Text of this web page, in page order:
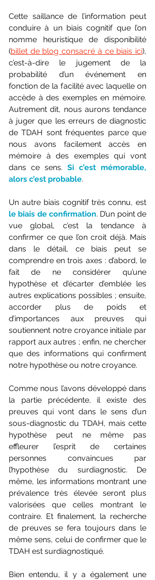
Cette saillance de l’information peut
conduire à un biais cognitif que l’on
nomme heuristique de disponibilité
(billet de blog consacré à ce biais ici),
c’est-à-dire le jugement de la
probabilité d’un événement en
fonction de la facilité avec laquelle on
accède à des exemples en mémoire.
Autrement dit, nous aurons tendance
à juger que les erreurs de diagnostic
de TDAH sont fréquentes parce que
nous avons facilement accès en
mémoire à des exemples qui vont
dans ce sens. Si c’est mémorable,
alors c’est probable.
le biais de confirmation. D’un point de
vue global, c’est la tendance à
confirmer ce que l’on croit déjà. Mais
dans le détail, ce biais peut se
comprendre en trois axes : d’abord, le
fait de ne considérer qu’une
hypothèse et d’écarter d’emblée les
autres explications possibles ; ensuite,
accorder plus de poids et
d’importances aux preuves qui
soutiennent notre croyance initiale par
rapport aux autres ; enfin, ne chercher
que des informations qui confirment
notre hypothèse ou notre croyance.
Comme nous l’avons développé dans
la partie précédente, il existe des
preuves qui vont dans le sens d’un
sous-diagnostic du TDAH, mais cette
hypothèse peut ne même pas
effleurer l’esprit de certaines
personnes convaincues par
l’hypothèse du surdiagnostic. De
même, les informations montrant une
prévalence très élevée seront plus
valorisées que celles montrant le
contraire. Et finalement, la recherche
de preuves se fera toujours dans le
même sens, celui de confirmer que le
TDAH est surdiagnostiqué.
Bien entendu, il y a également une